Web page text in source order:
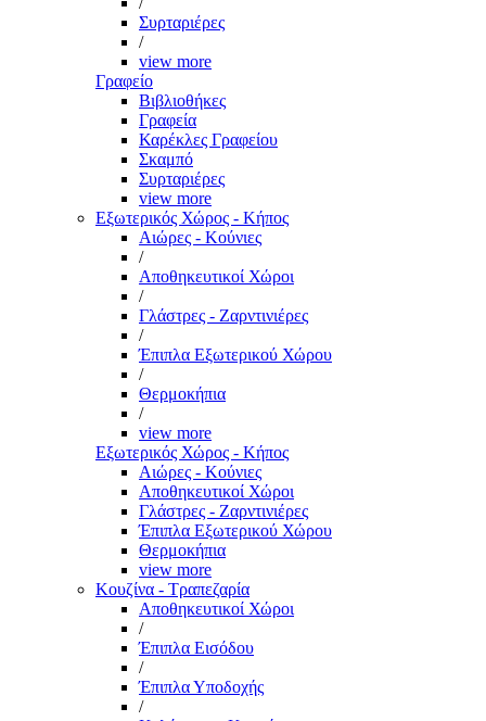
Συρταριέρες
/
view more
Γραφείο
Βιβλιοθήκες
Γραφεία
Καρέκλες Γραφείου
Σκαμπό
Συρταριέρες
view more
Εξωτερικός Χώρος - Κήπος
Αιώρες - Κούνιες
/
Αποθηκευτικοί Χώροι
/
Γλάστρες - Ζαρντινιέρες
/
Έπιπλα Εξωτερικού Χώρου
/
Θερμοκήπια
/
view more
Εξωτερικός Χώρος - Κήπος
Αιώρες - Κούνιες
Αποθηκευτικοί Χώροι
Γλάστρες - Ζαρντινιέρες
Έπιπλα Εξωτερικού Χώρου
Θερμοκήπια
view more
Κουζίνα - Τραπεζαρία
Αποθηκευτικοί Χώροι
/
Έπιπλα Εισόδου
/
Έπιπλα Υποδοχής
/